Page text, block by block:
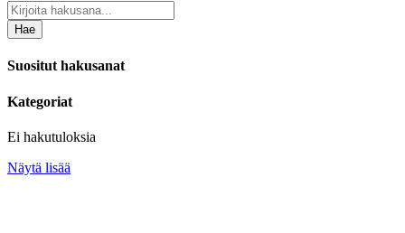
Hae
Suositut hakusanat
Kategoriat
Ei hakutuloksia
Näytä lisää